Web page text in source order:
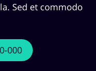
Sed et commodo
000